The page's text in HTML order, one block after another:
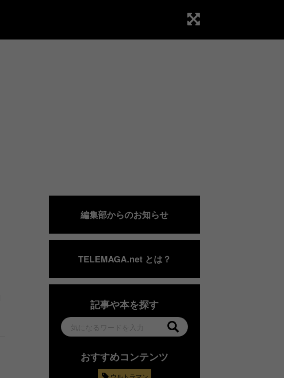
編集部からのお知らせ
TELEMAGA.net とは？
記事や本を探す
おすすめコンテンツ
ウルトラマン